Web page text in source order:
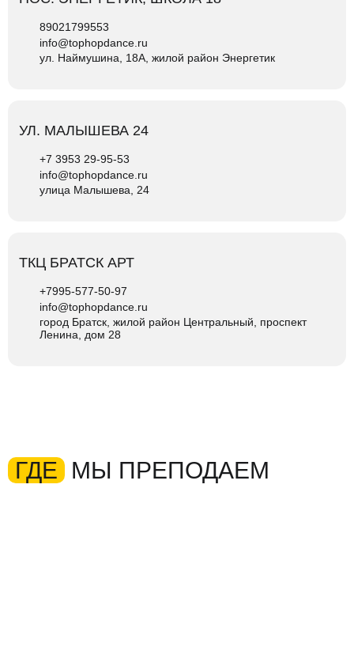
89021799553
info@tophopdance.ru
ул. Наймушина, 18А, жилой район Энергетик
УЛ. МАЛЫШЕВА 24
+7 3953 29-95-53
info@tophopdance.ru
улица Малышева, 24
ТКЦ БРАТСК АРТ
+7995-577-50-97
info@tophopdance.ru
город Братск, жилой район Центральный, проспект
Ленина, дом 28
ГДЕ МЫ ПРЕПОДАЕМ